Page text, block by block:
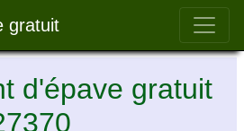
gratuit Bar
d'épave gratuit